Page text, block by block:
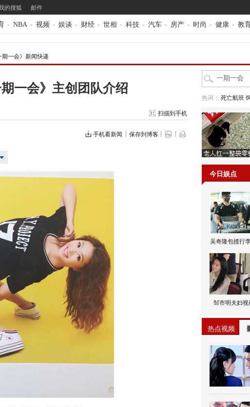
的搜狐 邮件
- NBA - 视频 - 娱谈 - 财经 - 世相 - 科技 - 汽车 - 房产 - 时尚 - 健康 - 教
期一会》新闻快递
一会》主创团队介绍
扫描到手机
手机看新闻 保存到博客
热词： 死亡航班
今日娱点
吴奇隆包揽行
邹市明夫妇视
热点视频